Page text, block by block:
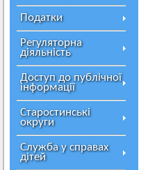
Податки
Регуляторна
діяльність
Доступ до публічної
інформації
Старостинські
округи
Служба у справах
дітей